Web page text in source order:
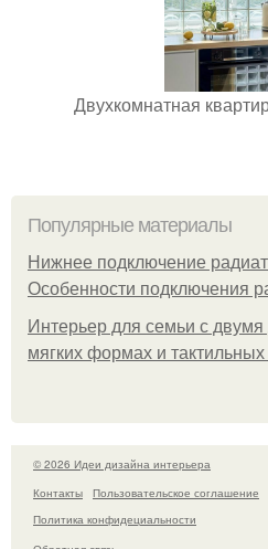
Двухкомнатная
Популярные материалы
Нижнее подключение
Особенности подключения
Интерьер для семьи с двумя
мягких формах и
© 2026 Идеи дизайна интерьера
Контакты
Пользовательское соглашение
Политика конфидециальности